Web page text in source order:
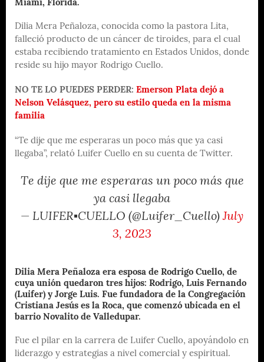
Miami, Florida.
Dilia Mera Peñaloza, conocida como la pastora Lita,
falleció producto de un cáncer de tiroides, para el cual
estaba recibiendo tratamiento en Estados Unidos, donde
reside su hijo mayor Rodrigo Cuello.
NO TE LO PUEDES PERDER: Emerson Plata dejó a
Nelson Velásquez, pero su estilo queda en la misma
familia
“Te dije que me esperaras un poco más que ya casi
llegaba”, relató Luifer Cuello en su cuenta de Twitter.
Te dije que me esperaras un poco más que
ya casi llegaba
— LUIFER▪CUELLO (@Luifer_Cuello)July
3, 2023
Dilia Mera Peñaloza era esposa de Rodrigo Cuello, de
cuya unión quedaron tres hijos: Rodrigo, Luis Fernando
(Luifer) y Jorge Luis. Fue fundadora de la Congregación
Cristiana Jesús es la Roca, que comenzó ubicada en el
barrio Novalito de Valledupar.
Fue el pilar en la carrera de Luifer Cuello, apoyándolo en
liderazgo y estrategias a nivel comercial y espiritual.